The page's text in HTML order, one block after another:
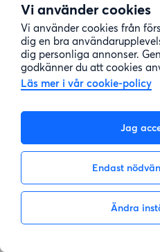
Vi använder cookies
Vi använder cookies från
dig en bra
dig personliga annonser.
godkänner du att cookies
Läs mer i vår cookie-policy
Jag
Endast
Ändra